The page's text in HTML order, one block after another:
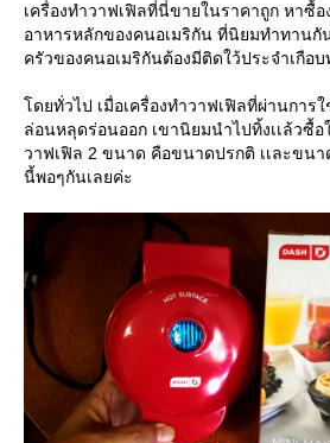
เครื่องทำวาฟเฟิลที่นี่ขายในราคาถูก หาซื้อ
อาหารหลักของคนอเมริกัน ที่นิยมทำทาน
ครัวของคนอเมริกันต้องมีติดใว้ประจำเกือ
โดยทั่วไป เมื่อเครื่องทำวาฟเฟิลที่ผ่านการ
ล่อนหลุดร่อนออก เขานิยมนำไปทิ้งเเล้วซื้อ
วาฟเฟิล 2 ขนาด คือขนาดปรกติ เเละขนา
นี้พอๆกันเลยค่ะ